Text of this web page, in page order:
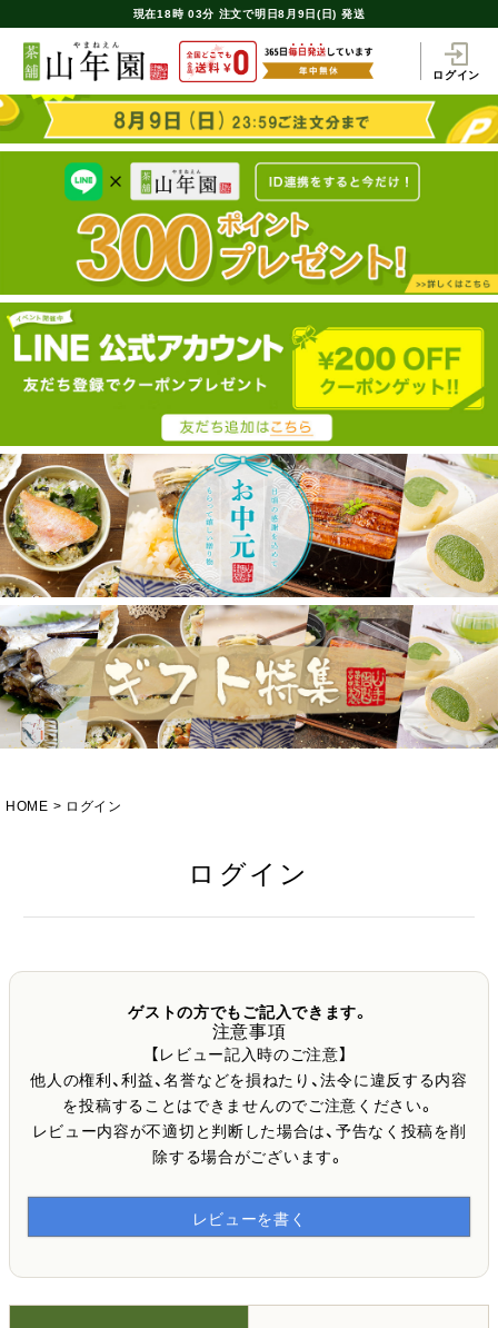
現在18時 03分 注文で明日8月9日(日) 発送
ログイン
HOME ログイン
ログイン
ゲストの方でもご記入できます。
注意事項
【レビュー記入時のご注意】
他人の権利、利益、名誉などを損ねたり、法令に違反する内容
を投稿することはできませんのでご注意ください。
レビュー内容が不適切と判断した場合は、予告なく投稿を削
除する場合がございます。
レビューを書く